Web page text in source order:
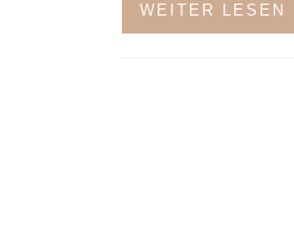
WEITER LESEN